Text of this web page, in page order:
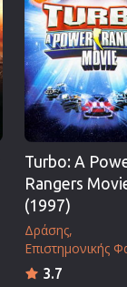
Turbo: A
Rangers
(1997)
Δράσης
Επιστημονικής
3.7